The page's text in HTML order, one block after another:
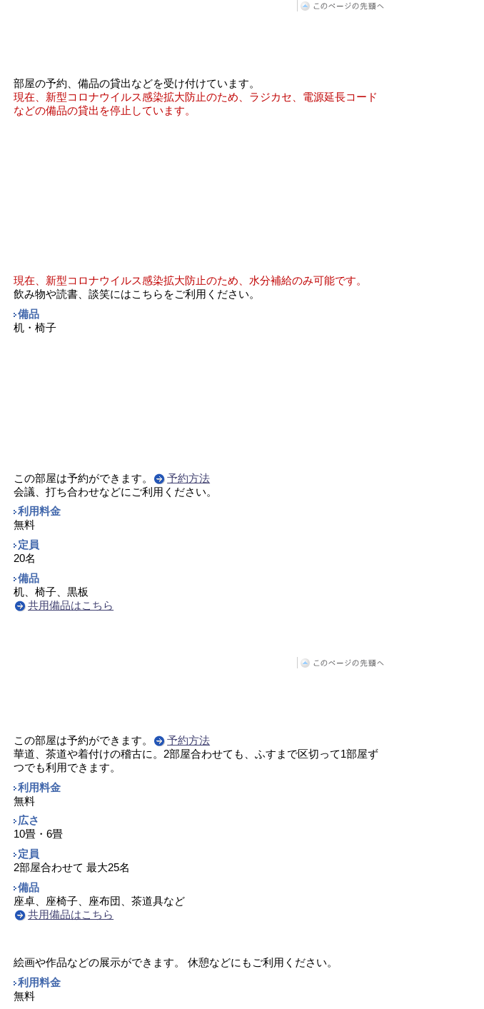
部屋の予約、備品の貸出などを受け付けています。
現在、新型コロナウイルス感染拡大防止のため、ラジカセ、電源延長コード
などの備品の貸出を停止しています。
現在、新型コロナウイルス感染拡大防止のため、水分補給のみ可能です。
飲み物や読書、談笑にはこちらをご利用ください。
備品
机・椅子
この部屋は予約ができます。
予約方法
会議、打ち合わせなどにご利用ください。
利用料金
無料
定員
20名
備品
机、椅子、黒板
共用備品はこちら
この部屋は予約ができます。
予約方法
華道、茶道や着付けの稽古に。2部屋合わせても、ふすまで区切って1部屋ず
つでも利用できます。
利用料金
無料
広さ
10畳・6畳
定員
2部屋合わせて 最大25名
備品
座卓、座椅子、座布団、茶道具など
共用備品はこちら
絵画や作品などの展示ができます。 休憩などにもご利用ください。
利用料金
無料